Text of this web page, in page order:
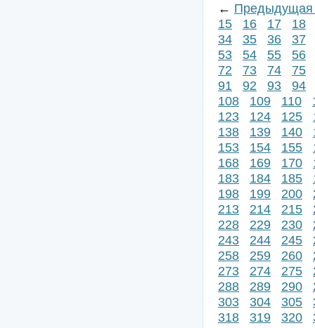
← Предыдущая
15
16 17
18
34
35 36
37
53
54 55
56
72
73 74
75
91
92 93
94
108
109 110
123
124 125
138
139 140
153
154 155
168
169 170
183
184 185
198
199 200
213
214 215
228
229 230
243
244 245
258
259 260
273
274 275
288
289 290
303
304 305
318
319 320